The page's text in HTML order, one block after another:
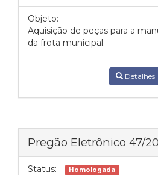
Objeto:
Aquisição de peças para a
da frota municipal.
Detalhes
Pregão Eletrônico 47/
Status: Homologada